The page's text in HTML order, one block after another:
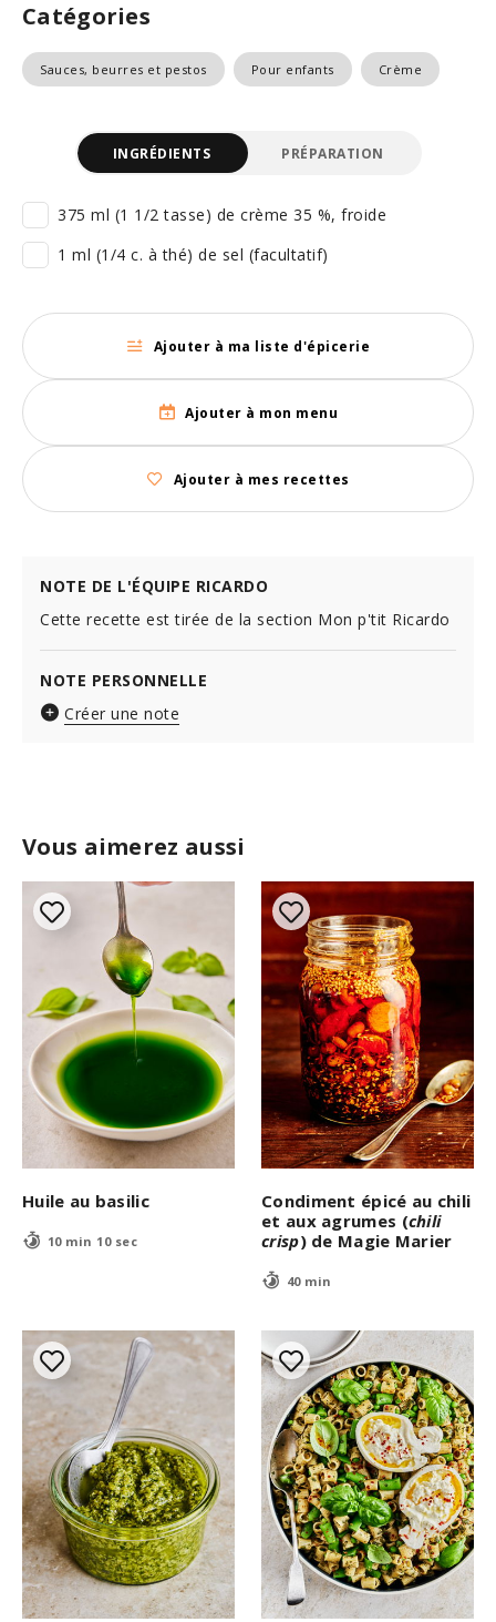
Catégories
Sauces, beurres et pestos Pour enfants Crème
Vous aimerez aussi
Huile au basilic
10 min 10 sec
Condiment épicé au chili
et aux agrumes (chili
crisp) de Magie Marier
40 min
INGRÉDIENTS PRÉPARATION
375 ml (1 1/2 tasse) de crème 35 %, froide
1 ml (1/4 c. à thé) de sel (facultatif)
Ajouter à ma liste d'épicerie
Ajouter à mon menu
Ajouter à mes recettes
NOTE DE L'ÉQUIPE RICARDO
Cette recette est tirée de la section Mon p'tit Ricardo
NOTE PERSONNELLE
Créer une note